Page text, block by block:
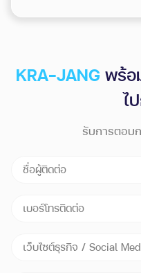
KRA-JANGพร้อ
ไ
รับการตอบ